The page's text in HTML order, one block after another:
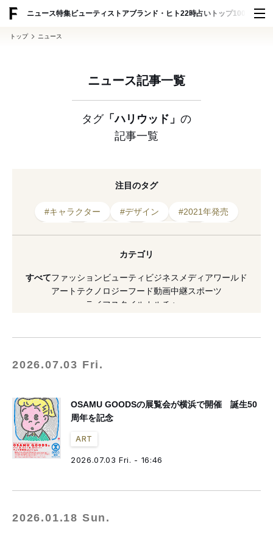
ニュース特集ビューティ ストアブランド・ヒト22時占い トップ100 スナッ
トップ ニュース
ニュース記事一覧
タグ「ハリウッド」 の
記事一覧
注目のタグ
#キャラクター #デザイン
#2021年発売
#バッグ #美術館
#グッチ
#アンバサダー
#そごう美術館
カテゴリ
すべてファッションビューティ ビジネス メディアワールド
アート テクノロジーフード動画中継スポーツ
ライフスタイル
カルチャー
2026.07.03 Fri.
OSAMU GOODSの展覧会が横浜で開催 誕生50
周年を記念
ART
2026.07.03 Fri. - 16:46
2026.01.18 Sun.